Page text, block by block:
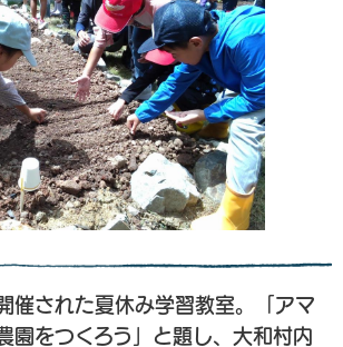
催された夏休み学習教室。「アマ
園をつくろう」と題し、大和村内